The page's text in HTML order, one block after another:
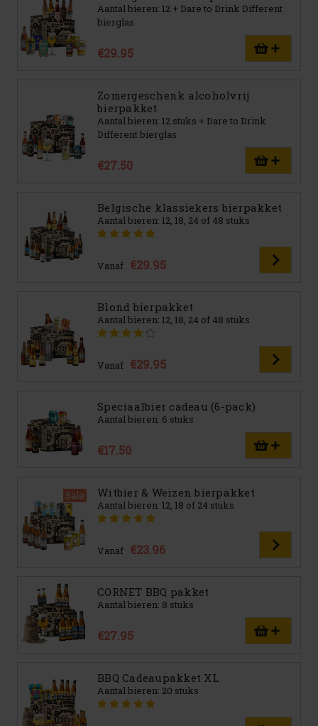
Aantal bieren: 12 + Dare to Drink Different
bierglas
€29.95
Zomergeschenk alcoholvrij
bierpakket
Aantal bieren: 12 stuks + Dare to Drink
Different bierglas
€27.50
Belgische klassiekers bierpakket
Aantal bieren: 12, 18, 24 of 48 stuks
Vanaf €29.95
Blond bierpakket
Aantal bieren: 12, 18, 24 of 48 stuks
Vanaf €29.95
Speciaalbier cadeau (6-pack)
Aantal bieren: 6 stuks
€17.50
Sale Witbier & Weizen bierpakket
Aantal bieren: 12, 18 of 24 stuks
Vanaf €23.96
CORNET BBQ pakket
Aantal bieren: 8 stuks
€27.95
BBQ Cadeaupakket XL
Aantal bieren: 20 stuks